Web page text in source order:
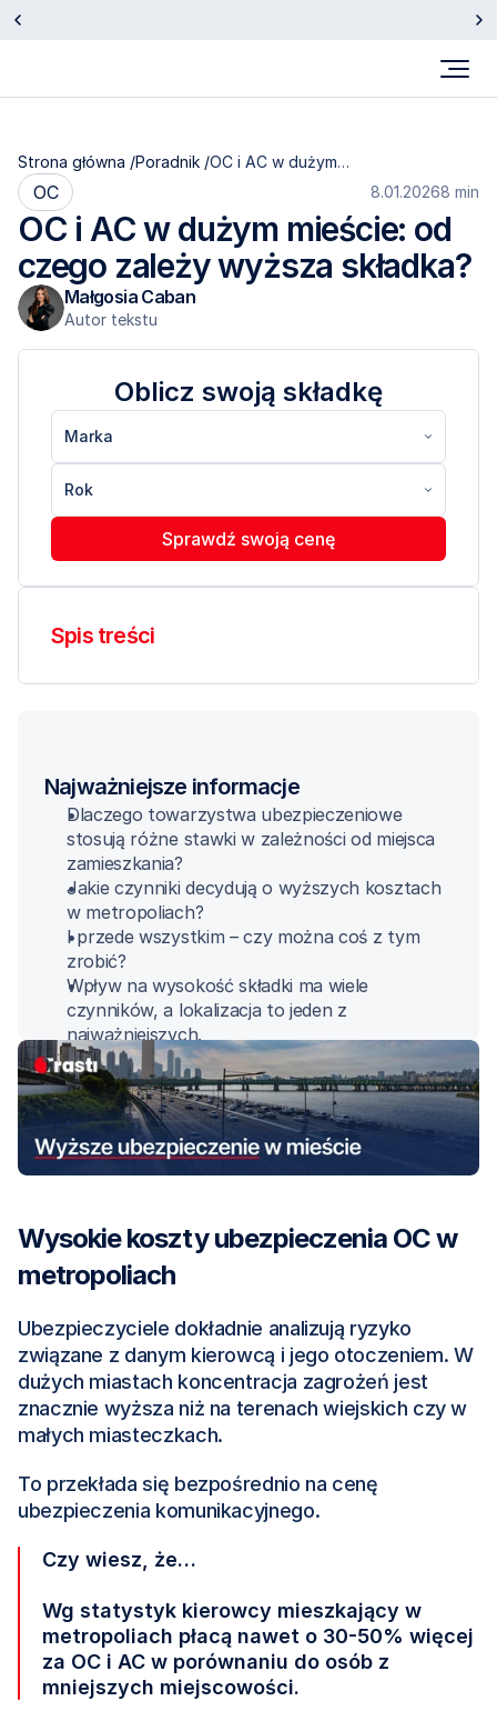
Strona główna /Poradnik /OC i AC w dużym
składka?
OC 8.01.20268 min
OC i AC w dużym mieście: od
czego zależy wyższa składka?
Małgosia Caban
Autor tekstu
Najważniejsze informacje
Dlaczego towarzystwa ubezpieczeniowe
stosują różne stawki w zależności od miejsca
zamieszkania?
Jakie czynniki decydują o wyższych kosztach
w metropoliach?
I przede wszystkim – czy można coś z tym
zrobić?
Wpływ na wysokość składki ma wiele
czynników, a lokalizacja to jeden z
najważniejszych.
Wysokie koszty ubezpieczenia OC w
metropoliach
Ubezpieczyciele dokładnie analizują ryzyko
związane z danym kierowcą i jego otoczeniem. W
dużych miastach koncentracja zagrożeń jest
znacznie wyższa niż na terenach wiejskich czy w
małych miasteczkach.
To przekłada się bezpośrednio na cenę
ubezpieczenia komunikacyjnego.
Czy wiesz, że…
Wg statystyk kierowcy mieszkający w
metropoliach płacą nawet o 30-50% więcej
za OC i AC w porównaniu do osób z
mniejszych miejscowości.
Oblicz swoją składkę
Marka
Rok
Sprawdź swoją cenę
Spis treści
Sprawdź